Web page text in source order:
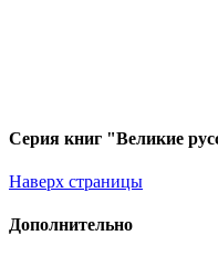
Серия книг "Великие
Наверх страницы
Дополнительно